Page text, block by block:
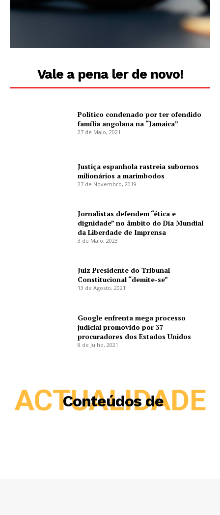
Vale a pena ler de novo!
Político condenado por ter ofendido
família angolana na “Jamaica”
27 de Maio, 2021
Justiça espanhola rastreia subornos
milionários a marimbodos
27 de Novembro, 2019
Jornalistas defendem “ética e
dignidade” no âmbito do Dia Mundial
da Liberdade de Imprensa
3 de Maio, 2023
Juiz Presidente do Tribunal
Constitucional “demite-se”
13 de Agosto, 2021
Google enfrenta mega processo
judicial promovido por 37
procuradores dos Estados Unidos
8 de Julho, 2021
Conteúdos de
ACTUALIDADE